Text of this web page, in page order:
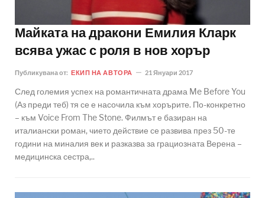
Майката на дракони Емилия Кларк
всява ужас с роля в нов хорър
Публикувана от: ЕКИП НА АВТОРА 21 Януари 2017
След големия успех на романтичната драма Me Before You
(Аз преди теб) тя се е насочила към хорърите. По-конкретно
– към Voice From The Stone. Филмът е базиран на
италиански роман, чието действие се развива през 50-те
години на миналия век и разказва за грациозната Верена –
медицинска сестра,..